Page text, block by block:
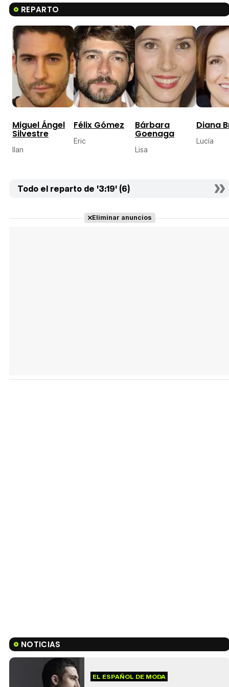
REPARTO
Miguel Ángel
Silvestre
Ilan
Félix Gómez
Eric
Bárbara
Goenaga
Lisa
Diana
Lucía
Todo el reparto de '3:19' (6)
Eliminar anuncios
NOTICIAS
EL ESPAÑOL DE MODA